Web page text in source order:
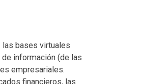
las bases virtuales
información (de las
empresariales.
financieros, las